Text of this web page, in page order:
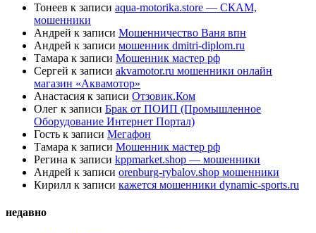
Тонеев к записи aqua-motorika.store — СКАМ,
мошенники
Андрей к записи Мошенничество Ваня впн
Андрей к записи мошенник dmitri-diplom.ru
Тамара к записи Мошенник мастер рф
Сергей к записи akvamotor.ru мошенники онлайн
магазин «Аквамотор»
Анастасия к записи Отзовик.Ком
Олег к записи Брак от ПОИП (Промышленное
Оборудование Интернет Портал)
Гость к записи Мегафон
Тамара к записи Мошенник мастер рф
Регина к записи kppmarket.shop — мошенники
Андрей к записи orenburg-rybalov.shop мошенники
Кирилл к записи кажется мошенники dynamic-sports.ru
недавно